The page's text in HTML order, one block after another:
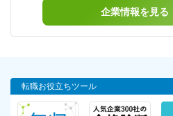
企業情報を見る
転職お役立ちツール